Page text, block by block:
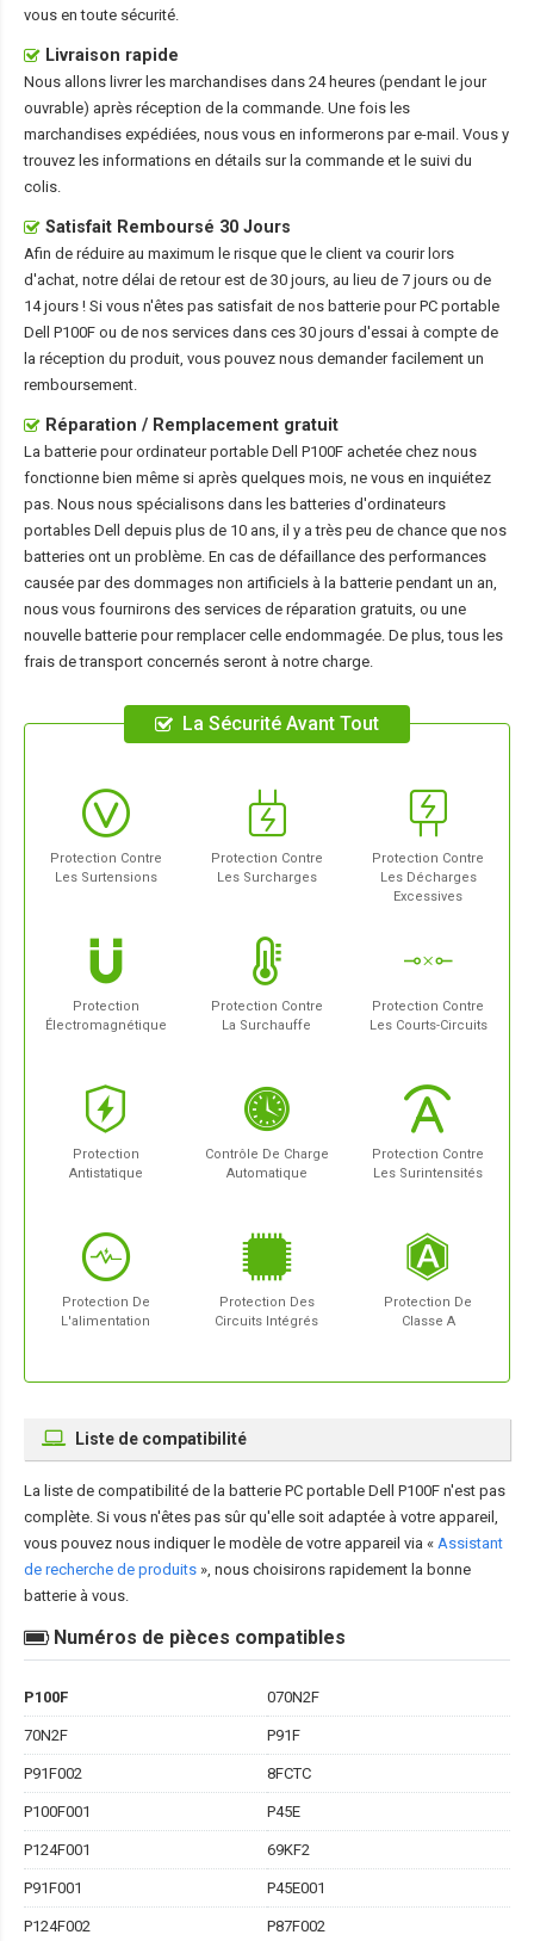
vous en toute sécurité.
Livraison rapide
Nous allons livrer les marchandises dans 24 heures (pendant le jour
ouvrable) après réception de la commande. Une fois les
marchandises expédiées, nous vous en informerons par e-mail. Vous y
trouvez les informations en détails sur la commande et le suivi du
colis.
Satisfait Remboursé 30 Jours
Afin de réduire au maximum le risque que le client va courir lors
d'achat, notre délai de retour est de 30 jours, au lieu de 7 jours ou de
14 jours ! Si vous n'êtes pas satisfait de nos batterie pour PC portable
Dell P100F ou de nos services dans ces 30 jours d'essai à compte de
la réception du produit, vous pouvez nous demander facilement un
remboursement.
Réparation / Remplacement gratuit
La batterie pour ordinateur portable Dell P100F achetée chez nous
fonctionne bien même si après quelques mois, ne vous en inquiétez
pas. Nous nous spécialisons dans les batteries d'ordinateurs
portables Dell depuis plus de 10 ans, il y a très peu de chance que nos
batteries ont un problème. En cas de défaillance des performances
causée par des dommages non artificiels à la batterie pendant un an,
nous vous fournirons des services de réparation gratuits, ou une
nouvelle batterie pour remplacer celle endommagée. De plus, tous les
frais de transport concernés seront à notre charge.
La Sécurité Avant Tout
Protection Contre
Les Surtensions
Protection Contre
Les Surcharges
Protection Contre
Les Décharges
Excessives
Protection
Électromagnétique
Protection Contre
La Surchauffe
Protection Contre
Les Courts-Circuits
Protection
Antistatique
Contrôle De Charge
Automatique
Protection Contre
Les Surintensités
Protection De
L'alimentation
Protection Des
Circuits Intégrés
Protection De
Classe A
Liste de compatibilité
La liste de compatibilité de la batterie PC portable Dell P100F n'est pas
complète. Si vous n'êtes pas sûr qu'elle soit adaptée à votre appareil,
vous pouvez nous indiquer le modèle de votre appareil via « Assistant
de recherche de produits », nous choisirons rapidement la bonne
batterie à vous.
Numéros de pièces compatibles
P100F 070N2F
70N2F P91F
P91F002 8FCTC
P100F001 P45E
P124F001 69KF2
P91F001 P45E001
P124F002 P87F002